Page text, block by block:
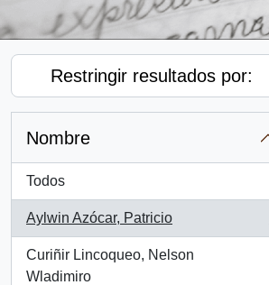
Restringir resultados por:
Nombre
Todos
Aylwin Azócar, Patricio
, 1 resultados
Curiñir Lincoqueo, Nelson
Wladimiro
, 1 resultados